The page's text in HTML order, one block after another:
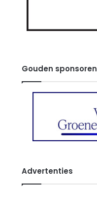
Gouden sponsoren
Advertenties